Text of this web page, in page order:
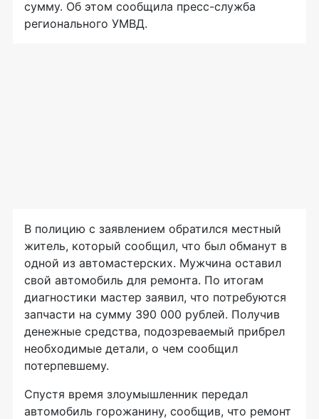
сумму. Об этом сообщила пресс-служба
регионального УМВД.
В полицию с заявлением обратился местный
житель, который сообщил, что был обманут в
одной из автомастерских. Мужчина оставил
свой автомобиль для ремонта. По итогам
диагностики мастер заявил, что потребуются
запчасти на сумму 390 000 рублей. Получив
денежные средства, подозреваемый прибрел
необходимые детали, о чем сообщил
потерпевшему.
Спустя время злоумышленник передал
автомобиль горожанину, сообщив, что ремонт